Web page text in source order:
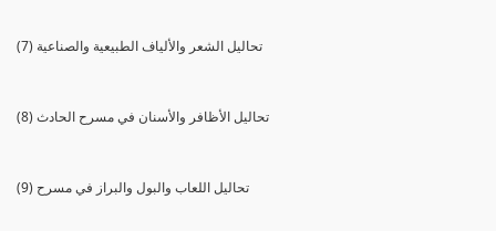
(7) تحاليل الشعر والألياف الطبيعية والصناعية
(8) تحاليل الأظافر والأسنان في مسرح الحادث
(9) تحاليل اللعاب والبول والبراز في مسرح